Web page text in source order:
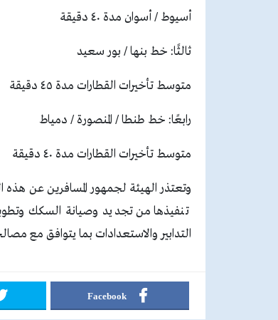
أسيوط / أسوان مدة ٤٠ دقيقة
ثالثًا: خط بنها / بور سعيد
متوسط تأخيرات القطارات مدة ٤٥ دقيقة
رابعًا: خط طنطا / المنصورة / دمياط
متوسط تأخيرات القطارات مدة ٤٠ دقيقة
وتعتذر الهيئة لجمهور المسافرين عن هذه
تنفيذها من تجديد وصيانة السكك وتطوير
التدابير والاستعدادات بما يتوافق مع
Facebook